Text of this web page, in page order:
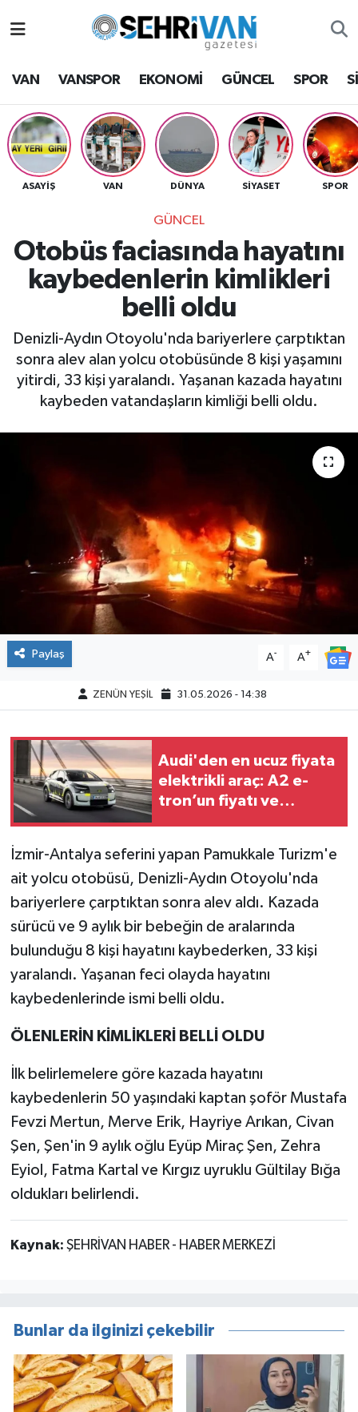
VAN VANSPOR EKONOMİ GÜNCEL SPOR
ASAYİŞ VAN DÜNYA SİYASET SPOR
GÜNCEL
Otobüs faciasında hayatını
kaybedenlerin kimlikleri
belli oldu
Denizli-Aydın Otoyolu'nda bariyerlere çarptıktan
sonra alev alan yolcu otobüsünde 8 kişi yaşamını
yitirdi, 33 kişi yaralandı. Yaşanan kazada hayatını
kaybeden vatandaşların kimliği belli oldu.
Paylaş A- A+
ZENÜN YEŞİL 31.05.2026 - 14:38
Audi'den en ucuz fiyata
elektrikli araç: A2 e-
tron’un fiyatı ve
İzmir-Antalya seferini yapan Pamukkale Turizm'e
ait yolcu otobüsü, Denizli-Aydın Otoyolu'nda
bariyerlere çarptıktan sonra alev aldı. Kazada
sürücü ve 9 aylık bir bebeğin de aralarında
bulunduğu 8 kişi hayatını kaybederken, 33 kişi
yaralandı. Yaşanan feci olayda hayatını
kaybedenlerinde ismi belli oldu.
ÖLENLERİN KİMLİKLERİ BELLİ OLDU
İlk belirlemelere göre kazada hayatını
kaybedenlerin 50 yaşındaki kaptan şoför Mustafa
Fevzi Mertun, Merve Erik, Hayriye Arıkan, Civan
Şen, Şen'in 9 aylık oğlu Eyüp Miraç Şen, Zehra
Eyiol, Fatma Kartal ve Kırgız uyruklu Gültilay Bığa
oldukları belirlendi.
Kaynak: ŞEHRİVAN HABER - HABER MERKEZİ
Bunlar da ilginizi çekebilir
Van Hava Durumu
VAN Namaz Vakitleri
Van Trafik Yoğunluk Haritası
Süper Lig Puan Durumu ve Fikstür
Tüm Manşetler
Son Dakika Haberleri
Haber Arşivi